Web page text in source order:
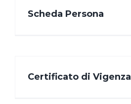
Scheda Persona
Certificato di Vigenza